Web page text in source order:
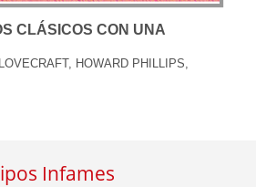
CLÁSICOS CON UNA
HOWARD PHILLIPS,
Infames